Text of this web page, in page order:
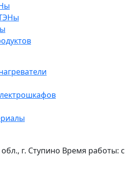
г. Ступино Время работы: с